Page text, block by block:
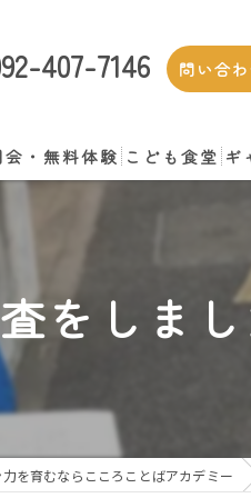
407-7146 問い合
会・無料体験 こども食堂 ギ
をしまし
を育むならこころことばアカデミー